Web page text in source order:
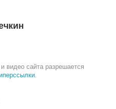
видео сайта разрешается
.